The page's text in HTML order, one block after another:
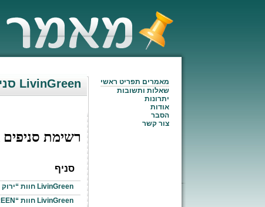
סניפי LivinGreen
רשימת סניפים
סניף
LivinGreen חוות “ירוק בכפר”
LivinGreen חוות “LIVINGREEN”
מאמרים תפריט ראשי
שאלות ותשובות
יתרונות
אודות
הסבר
צור קשר